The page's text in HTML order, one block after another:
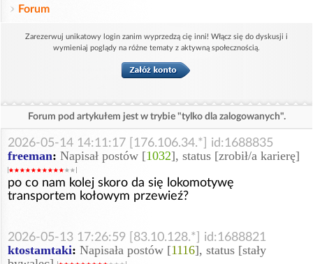
Forum
Zarezerwuj unikatowy login zanim wyprzedzą cię inni! Włącz się do dyskusji i
wymieniaj poglądy na różne tematy z aktywną społecznością.
Forum pod artykułem jest w trybie "tylko dla zalogowanych".
2026-05-14 14:11:17 [176.106.34.*] id:1688835
freeman: Napisał postów [1032], status [zrobił/a karierę]
po co nam kolej skoro da się lokomotywę
transportem kołowym przewieź?
2026-05-13 17:26:59 [83.10.128.*] id:1688821
ktostamtaki: Napisała postów [1116], status [stały